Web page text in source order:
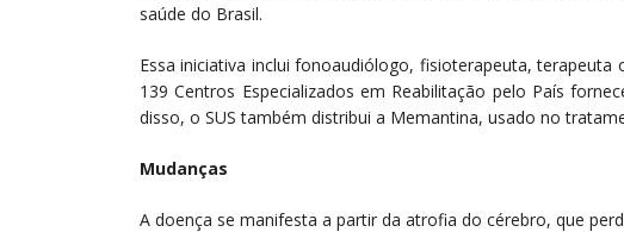
saúde do Brasil.
Essa iniciativa inclui fonoaudiólogo, fisioterapeuta,
139 Centros Especializados em Reabilitação pelo País
disso, o SUS também distribui a Memantina, usado no
Mudanças
A doença se manifesta a partir da atrofia do cérebro, que